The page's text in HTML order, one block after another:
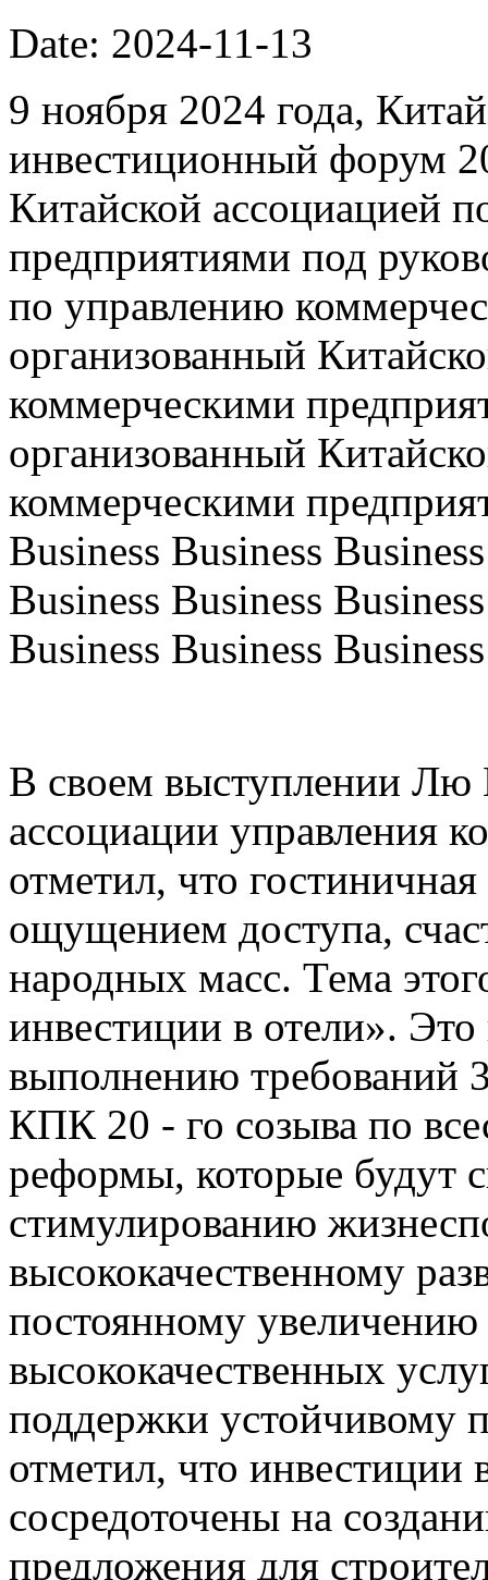
Date: 2024-11-13
9 ноября 2024 года,
инвестиционный форум
Китайской ассоциацией
предприятиями под
по управлению
организованный
коммерческими
организованный
коммерческими
Business Business
Business Business
Business Business
В своем выступлении Лю
ассоциации управления
отметил, что
ощущением доступа,
народных масс. Тема
инвестиции в отели».
выполнению требований
КПК 20 - го созыва по
реформы, которые будут
стимулированию
высококачественному
постоянному
высококачественных
поддержки устойчивому
отметил, что
сосредоточены на
предложения для